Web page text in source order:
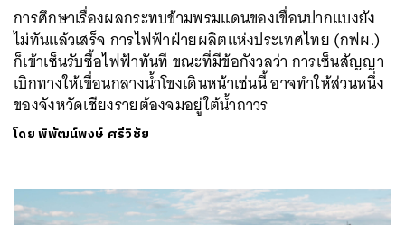
การศึกษาเรื่องผลกระทบข้ามพรมแดนของเขื่อนปากแบงยัง
ไม่ทันแล้วเสร็จ การไฟฟ้าฝ่ายผลิตแห่งประเทศไทย (กฟผ.)
ก็เข้าเซ็นรับซื้อไฟฟ้าทันที ขณะที่มีข้อกังวลว่า การเซ็นสัญญา
เบิกทางให้เขื่อนกลางน้ำโขงเดินหน้าเช่นนี้ อาจทำให้ส่วนหนึ่ง
ของจังหวัดเชียงรายต้องจมอยู่ใต้น้ำถาวร
โดยพิพัฒน์พงษ์ ศรีวิชัย
SHARE TWEET LINE EMAIL